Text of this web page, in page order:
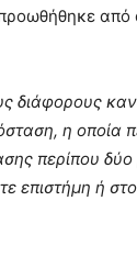
η οποία
περίπου
ή